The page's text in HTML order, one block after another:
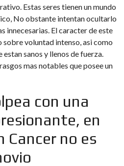
Estas seres tienen un mundo
No obstante intentan ocultarlo
innecesarias. El caracter de este
sobre voluntad intenso, asi­ como
sanos y llenos de fuerza.
mas notables que posee un
con una
en
no es